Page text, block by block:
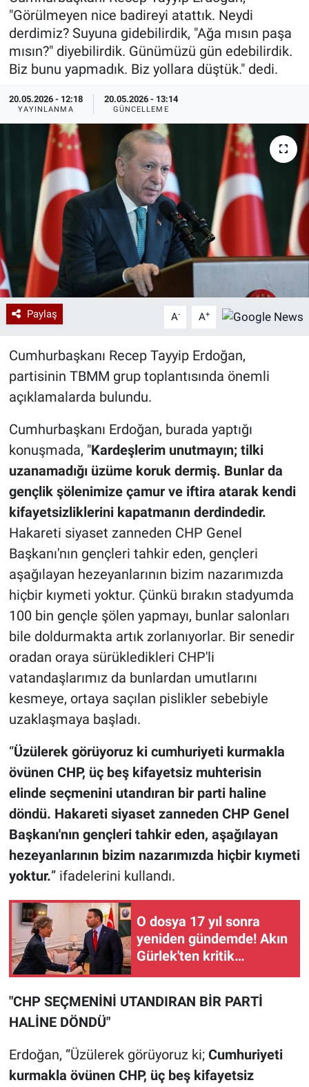
"Görülmeyen nice badireyi atattık. Neydi
derdimiz? Suyuna gidebilirdik, "Ağa mısın paşa
mısın?" diyebilirdik. Günümüzü gün edebilirdik.
Biz bunu yapmadık. Biz yollara düştük." dedi.
20.05.2026 - 12:18
YAYINLANMA
20.05.2026 - 13:14
GÜNCELLEME
Paylaş A- A+
Cumhurbaşkanı Recep Tayyip Erdoğan,
partisinin TBMM grup toplantısında önemli
açıklamalarda bulundu.
Cumhurbaşkanı Erdoğan, burada yaptığı
konuşmada, "Kardeşlerim unutmayın; tilki
uzanamadığı üzüme koruk dermiş. Bunlar da
gençlik şölenimize çamur ve iftira atarak kendi
kifayetsizliklerini kapatmanın derdindedir.
Hakareti siyaset zanneden CHP Genel
Başkanı'nın gençleri tahkir eden, gençleri
aşağılayan hezeyanlarının bizim nazarımızda
hiçbir kıymeti yoktur. Çünkü bırakın stadyumda
100 bin gençle şölen yapmayı, bunlar salonları
bile doldurmakta artık zorlanıyorlar. Bir senedir
oradan oraya sürükledikleri CHP'li
vatandaşlarımız da bunlardan umutlarını
kesmeye, ortaya saçılan pislikler sebebiyle
uzaklaşmaya başladı.
“Üzülerek görüyoruz ki cumhuriyeti kurmakla
övünen CHP, üç beş kifayetsiz muhterisin
elinde seçmenini utandıran bir parti haline
döndü. Hakareti siyaset zanneden CHP Genel
Başkanı'nın gençleri tahkir eden, aşağılayan
hezeyanlarının bizim nazarımızda hiçbir kıymeti
yoktur.” ifadelerini kullandı.
O dosya 17 yıl sonra
yeniden gündemde! Akın
Gürlek'ten kritik
"CHP SEÇMENİNİ UTANDIRAN BİR PARTİ
HALİNE DÖNDÜ"
Erdoğan, “Üzülerek görüyoruz ki; Cumhuriyeti
kurmakla övünen CHP, üç beş kifayetsiz
Özel Haberler
Yazarlar
Dünya
Medya
Özel Haberler
Kadın
Erişim Bilgileri
Sağlık
Teknoloji
Ramazan
Haber Arşivi